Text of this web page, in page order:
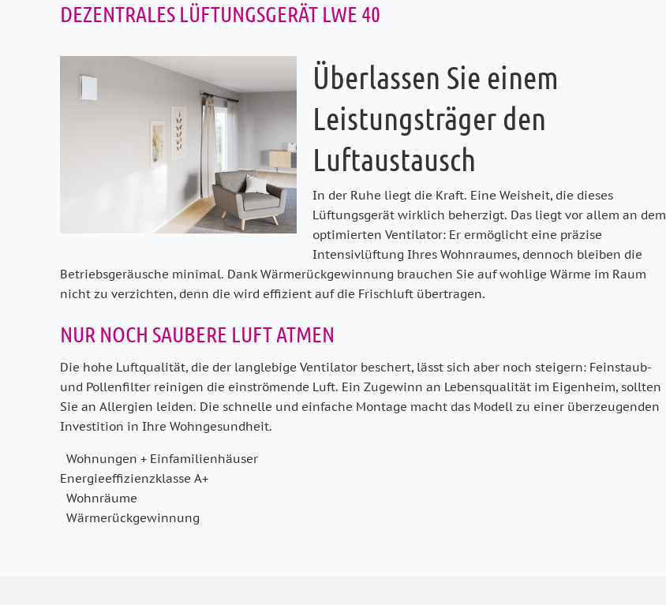
DEZENTRALES LÜFTUNGSGERÄT LWE 40
Überlassen Sie einem
Leistungsträger den
Luftaustausch
In der Ruhe liegt die Kraft. Eine Weisheit, die dieses
Lüftungsgerät wirklich beher­zigt. Das liegt vor allem an dem
optimier­ten Ventilator: Er ermöglicht eine präzise
Intensivlüftung Ihres Wohnraumes, dennoch bleiben die
Betriebsgeräusche minimal. Dank Wärmerückgewinnung brauchen Sie auf wohl­ige Wärme im Raum
nicht zu verzichten, denn die wird effizient auf die Frischluft übertragen.
NUR NOCH SAUBERE LUFT ATMEN
Die hohe Luftqualität, die der langlebige Ventilator beschert, lässt sich aber noch steigern: Feinstaub­
und Pollenfilter reini­gen die einströmende Luft. Ein Zugewinn an Lebensqualität im Eigenheim, sollten
Sie an Allergien leiden. Die schnelle und einfache Montage macht das Modell zu einer überzeu­genden
Investition in Ihre Wohngesundheit.
Wohnungen + Einfamilienhäuser
Energieeffizienzklasse A+
Wohnräume
Wärmerückgewinnung